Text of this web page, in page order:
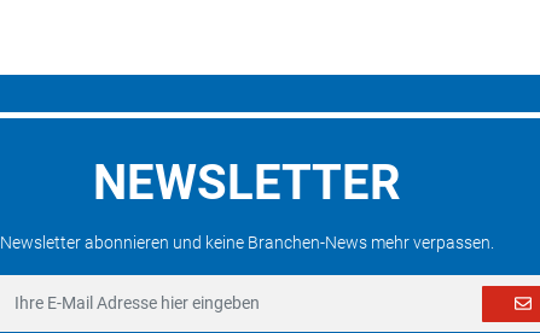
NEWSLETTER
Newsletter abonnieren und keine Branchen-News mehr verpassen.